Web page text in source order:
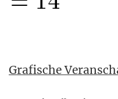
Grafische